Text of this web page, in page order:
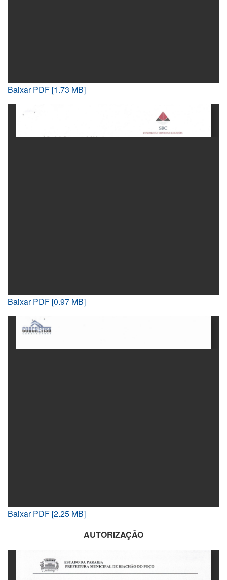
Baixar PDF [1.73 MB]
Baixar PDF [0.97 MB]
Baixar PDF [2.25 MB]
AUTORIZAÇÃO